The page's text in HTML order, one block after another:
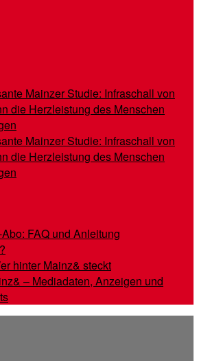
Mainzer Studie: Infraschall von
die Herzleistung des Menschen
Mainzer Studie: Infraschall von
die Herzleistung des Menschen
FAQ und Anleitung
hinter Mainz& steckt
– Mediadaten, Anzeigen und